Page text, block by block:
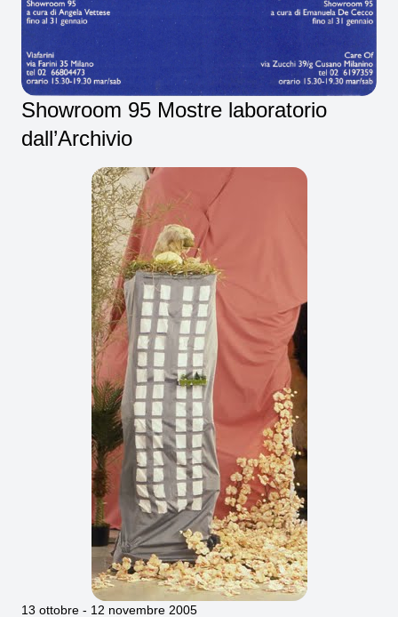
Showroom 95 Mostre laboratorio
dall’Archivio
13 ottobre - 12 novembre 2005